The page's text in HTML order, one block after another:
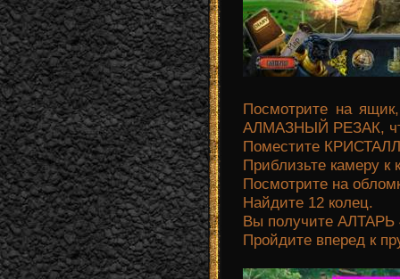
Посмотрите на
АЛМАЗНЫЙ РЕЗАК,
Поместите
Приблизьте камеру к
Посмотрите на
Найдите 12 колец.
Вы получите АЛТАРЬ
Пройдите вперед к